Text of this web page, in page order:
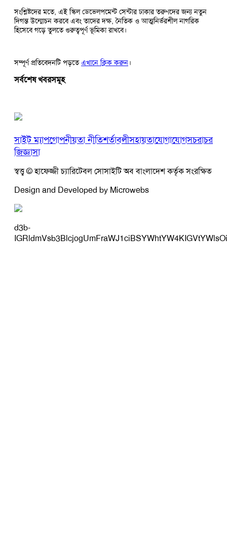
সংশ্লিষ্টদের মতে, এই স্কিল ডেভেলপমেন্ট সেন্টার ঢাকার তরুণদের জন্য নতুন
দিগন্ত উন্মোচন করবে এবং তাদের দক্ষ, নৈতিক ও আত্মনির্ভরশীল নাগরিক
হিসেবে গড়ে তুলতে গুরুত্বপূর্ণ ভূমিকা রাখবে।
সম্পূর্ণ প্রতিবেদনটি পড়তেএখানে ক্লিক করুন।
সর্বশেষ খবরসমূহ
সাইট ম্যাপগোপনীয়তা নীতিশর্তাবলীসহায়তাযোগাযোগসচরাচর
জিজ্ঞাসা
স্বত্ত্ব © হাফেজ্জী চ্যারিটেবল সোসাইটি অব বাংলাদেশ কর্তৃক সংরক্ষিত
Design and Developed by Microwebs
d3b-